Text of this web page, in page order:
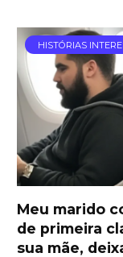
HISTÓRIAS
Meu marido
de primeira
sua mãe,